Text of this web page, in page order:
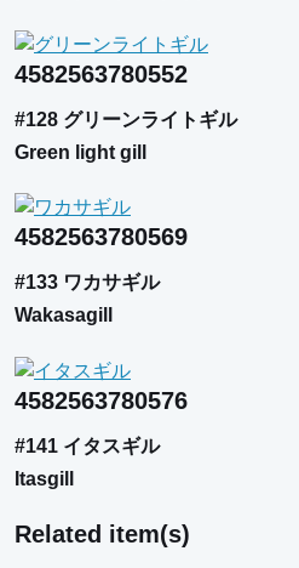
4582563780552
#128 グリーンライトギル
Green light gill
4582563780569
#133 ワカサギル
Wakasagill
4582563780576
#141 イタスギル
Itasgill
Related item(s)